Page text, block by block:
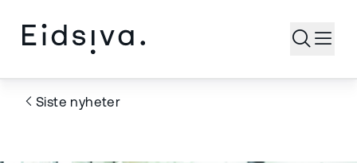
Åpne
Siste nyheter